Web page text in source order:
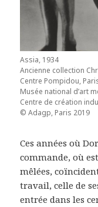
Assia, 1934
Ancienne collection
Centre Pompidou,
Musée national d’art
Centre de création
© Adagp, Paris 2019
Ces années où
commande, où
mêlées,
travail, celle de
entrée dans les